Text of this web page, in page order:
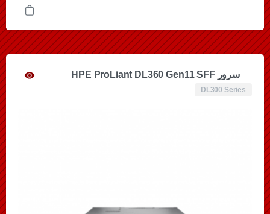
سرور HPE ProLiant DL360 Gen11 SFF
DL300 Series